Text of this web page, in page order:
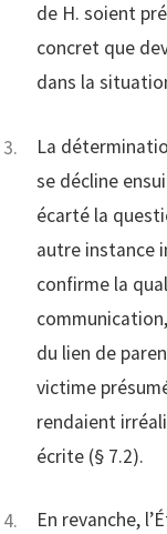
de H. soient
concret que
dans la
La
se décline
écarté la
autre instance
confirme la
du lien de
victime
rendaient
écrite (§ 7.2).
En revanche,